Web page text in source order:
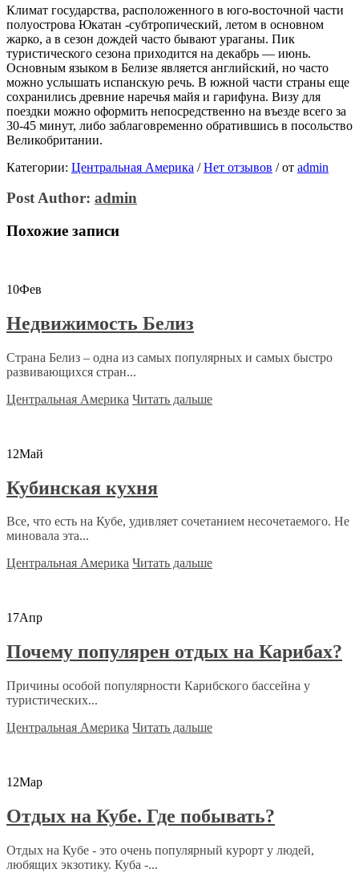
Климат государства, расположенного в юго-восточной части
полуострова Юкатан -субтропический, летом в основном
жарко, а в сезон дождей часто бывают ураганы. Пик
туристического сезона приходится на декабрь — июнь.
Основным языком в Белизе является английский, но часто
можно услышать испанскую речь. В южной части страны еще
сохранились древние наречья майя и гарифуна. Визу для
поездки можно оформить непосредственно на въезде всего за
30-45 минут, либо заблаговременно обратившись в посольство
Великобритании.
Категории: Центральная Америка / Нет отзывов /от admin
Post Author: admin
Похожие записи
10Фев
Недвижимость Белиз
Страна Белиз – одна из самых популярных и самых быстро
развивающихся стран...
Центральная Америка Читать дальше
12Май
Кубинская кухня
Все, что есть на Кубе, удивляет сочетанием несочетаемого. Не
миновала эта...
Центральная Америка Читать дальше
17Апр
Почему популярен отдых на Карибах?
Причины особой популярности Карибского бассейна у
туристических...
Центральная Америка Читать дальше
12Мар
Отдых на Кубе. Где побывать?
Отдых на Кубе - это очень популярный курорт у людей,
любящих экзотику. Куба -...